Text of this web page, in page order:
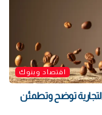
اقتصاد وبنوك
التجارية توضح وتطمئن